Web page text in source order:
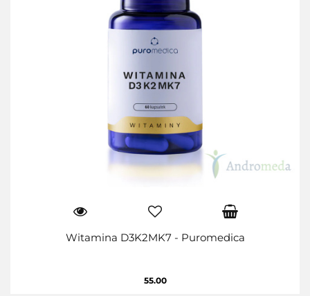
Witamina D3K2MK7 - Puromedica
55.00